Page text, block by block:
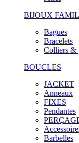
BIJOUX
Bagues
Bracelets
Colliers &
BOUCLES
JACKET
Anneaux
FIXES
Pendantes
Barbelles